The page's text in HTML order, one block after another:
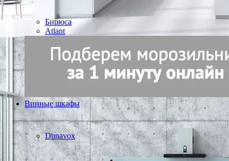
Бирюса
Atlant
Винные шкафы
Dunavox